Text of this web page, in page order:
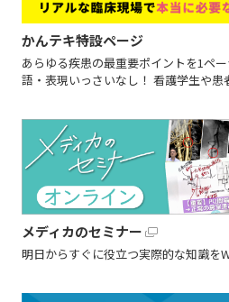
かんテキ特設ページ
あらゆる疾患の最重要ポイントを1ペ
語・表現いっさいなし！ 看護学生や患
メディカのセミナー
明日からすぐに役立つ実際的な知識を